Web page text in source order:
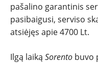
pašalino garantinis
pasibaigusi, serviso
atsiėjęs apie 4700 Lt.
Ilgą laiką Sorento buvo